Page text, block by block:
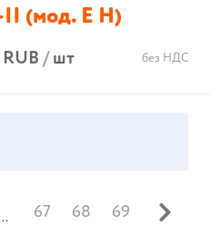
В корзину
(мод. E H)
/шт без НДС
67 68 69